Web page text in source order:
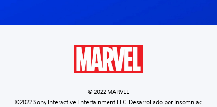
© 2022 MARVEL
©2022 Sony Interactive Entertainment LLC. Desarrollado por Insomniac